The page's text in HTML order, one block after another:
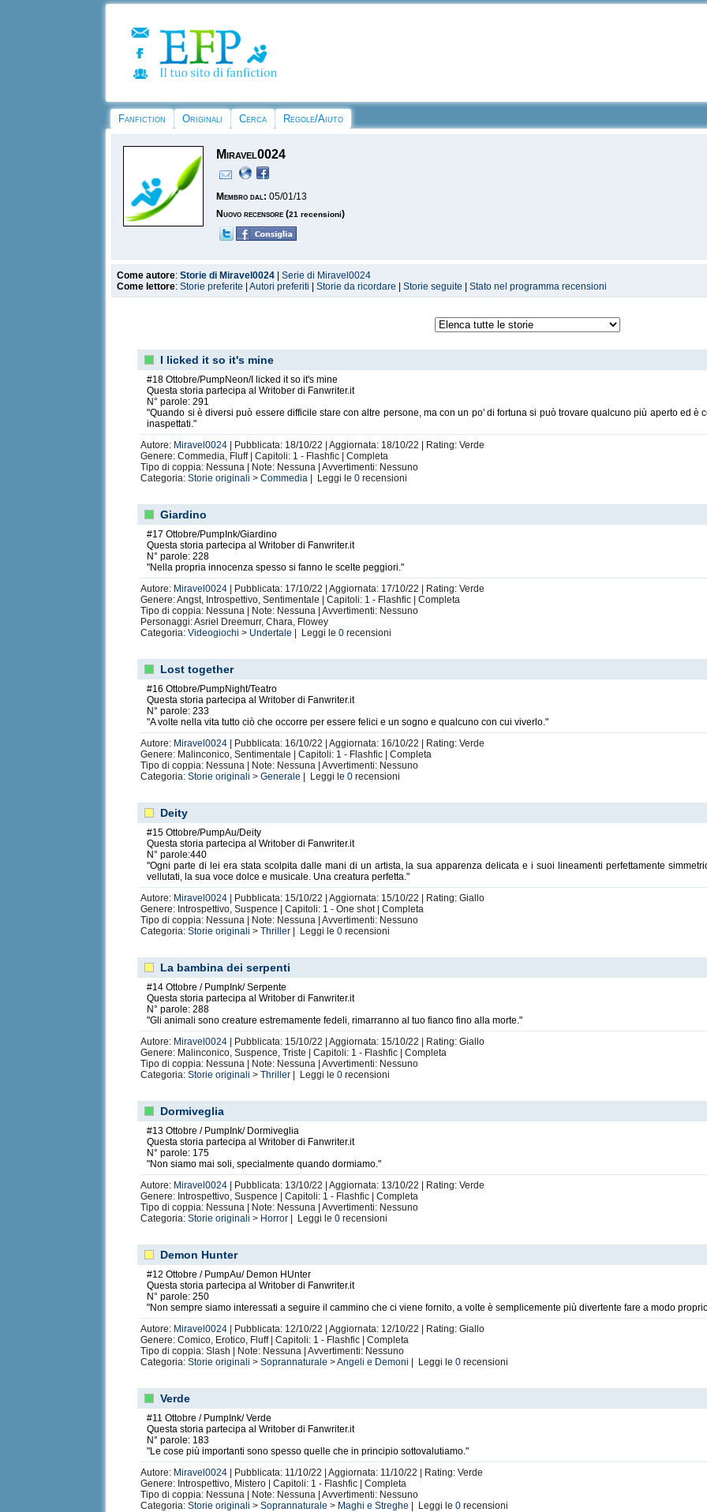
Fanfiction Originali Cerca Regole/Aiuto
Miravel0024
Membro dal: 05/01/13
Nuovo recensore (21 recensioni)
Come autore:Storie di Miravel0024 |Serie di Miravel0024
Come lettore:Storie preferite |Autori preferiti |Storie da ricordare |Storie seguite |Stato nel programma recensioni
I licked it so it's mine
#18 Ottobre/PumpNeon/I licked it so it's mine
Questa storia partecipa al Writober di Fanwriter.it
N° parole: 291
"Quando si è diversi può essere difficile stare con altre persone, ma con un po' di fortuna si può trovare qualcuno più aperto ed è
inaspettati."
Autore: Miravel0024 | Pubblicata: 18/10/22 | Aggiornata: 18/10/22 | Rating: Verde
Genere: Commedia, Fluff | Capitoli: 1 - Flashfic | Completa
Tipo di coppia: Nessuna | Note: Nessuna | Avvertimenti: Nessuno
Categoria:Storie originali >Commedia | Leggi le0 recensioni
Giardino
#17 Ottobre/PumpInk/Giardino
Questa storia partecipa al Writober di Fanwriter.it
N° parole: 228
"Nella propria innocenza spesso si fanno le scelte peggiori."
Autore: Miravel0024 | Pubblicata: 17/10/22 | Aggiornata: 17/10/22 | Rating: Verde
Genere: Angst, Introspettivo, Sentimentale | Capitoli: 1 - Flashfic | Completa
Tipo di coppia: Nessuna | Note: Nessuna | Avvertimenti: Nessuno
Personaggi: Asriel Dreemurr, Chara, Flowey
Categoria:Videogiochi > Undertale | Leggi le0 recensioni
Lost together
#16 Ottobre/PumpNight/Teatro
Questa storia partecipa al Writober di Fanwriter.it
N° parole: 233
"A volte nella vita tutto ciò che occorre per essere felici e un sogno e qualcuno con cui viverlo."
Autore: Miravel0024 | Pubblicata: 16/10/22 | Aggiornata: 16/10/22 | Rating: Verde
Genere: Malinconico, Sentimentale | Capitoli: 1 - Flashfic | Completa
Tipo di coppia: Nessuna | Note: Nessuna | Avvertimenti: Nessuno
Categoria:Storie originali >Generale | Leggi le0 recensioni
Deity
#15 Ottobre/PumpAu/Deity
Questa storia partecipa al Writober di Fanwriter.it
N° parole:440
"Ogni parte di lei era stata scolpita dalle mani di un artista, la sua apparenza delicata e i suoi lineamenti perfettamente
vellutati, la sua voce dolce e musicale. Una creatura perfetta."
Autore: Miravel0024 | Pubblicata: 15/10/22 | Aggiornata: 15/10/22 | Rating: Giallo
Genere: Introspettivo, Suspence | Capitoli: 1 - One shot | Completa
Tipo di coppia: Nessuna | Note: Nessuna | Avvertimenti: Nessuno
Categoria:Storie originali >Thriller | Leggi le0 recensioni
La bambina dei serpenti
#14 Ottobre / PumpInk/ Serpente
Questa storia partecipa al Writober di Fanwriter.it
N° parole: 288
"Gli animali sono creature estremamente fedeli, rimarranno al tuo fianco fino alla morte."
Autore: Miravel0024 | Pubblicata: 15/10/22 | Aggiornata: 15/10/22 | Rating: Giallo
Genere: Malinconico, Suspence, Triste | Capitoli: 1 - Flashfic | Completa
Tipo di coppia: Nessuna | Note: Nessuna | Avvertimenti: Nessuno
Categoria:Storie originali >Thriller | Leggi le0 recensioni
Dormiveglia
#13 Ottobre / PumpInk/ Dormiveglia
Questa storia partecipa al Writober di Fanwriter.it
N° parole: 175
"Non siamo mai soli, specialmente quando dormiamo."
Autore: Miravel0024 | Pubblicata: 13/10/22 | Aggiornata: 13/10/22 | Rating: Verde
Genere: Introspettivo, Suspence | Capitoli: 1 - Flashfic | Completa
Tipo di coppia: Nessuna | Note: Nessuna | Avvertimenti: Nessuno
Categoria:Storie originali > Horror | Leggi le0 recensioni
Demon Hunter
#12 Ottobre / PumpAu/ Demon HUnter
Questa storia partecipa al Writober di Fanwriter.it
N° parole: 250
"Non sempre siamo interessati a seguire il cammino che ci viene fornito, a volte è semplicemente più divertente fare a modo
Autore: Miravel0024 | Pubblicata: 12/10/22 | Aggiornata: 12/10/22 | Rating: Giallo
Genere: Comico, Erotico, Fluff | Capitoli: 1 - Flashfic | Completa
Tipo di coppia: Slash | Note: Nessuna | Avvertimenti: Nessuno
Categoria:Storie originali >Soprannaturale >Angeli e Demoni | Leggi le0 recensioni
Verde
#11 Ottobre / PumpInk/ Verde
Questa storia partecipa al Writober di Fanwriter.it
N° parole: 183
"Le cose più importanti sono spesso quelle che in principio sottovalutiamo."
Autore: Miravel0024 | Pubblicata: 11/10/22 | Aggiornata: 11/10/22 | Rating: Verde
Genere: Introspettivo, Mistero | Capitoli: 1 - Flashfic | Completa
Tipo di coppia: Nessuna | Note: Nessuna | Avvertimenti: Nessuno
Categoria:Storie originali >Soprannaturale > Maghi e Streghe | Leggi le0 recensioni